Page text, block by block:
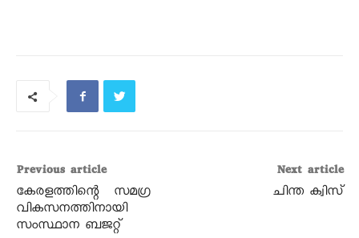
Previous article
കേരളത്തിന്റെ സമഗ്ര
വികസനത്തിനായി
സംസ്ഥാന ബജറ്റ്
Next article
ചിന്ത ക്വിസ്